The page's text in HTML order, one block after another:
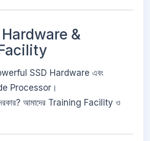
&
SSD Hardware এবং
Processor।
দরকার? আমাদের Training Facility ও